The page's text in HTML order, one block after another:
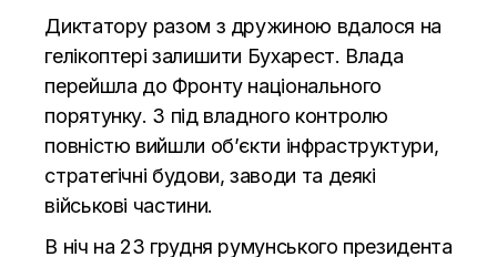
Диктатору разом з дружиною вдалося на
гелікоптері залишити Бухарест. Влада
перейшла до Фронту національного
порятунку. З під владного контролю
повністю вийшли об’єкти інфраструктури,
стратегічні будови, заводи та деякі
військові частини.
В ніч на 23 грудня румунського президента